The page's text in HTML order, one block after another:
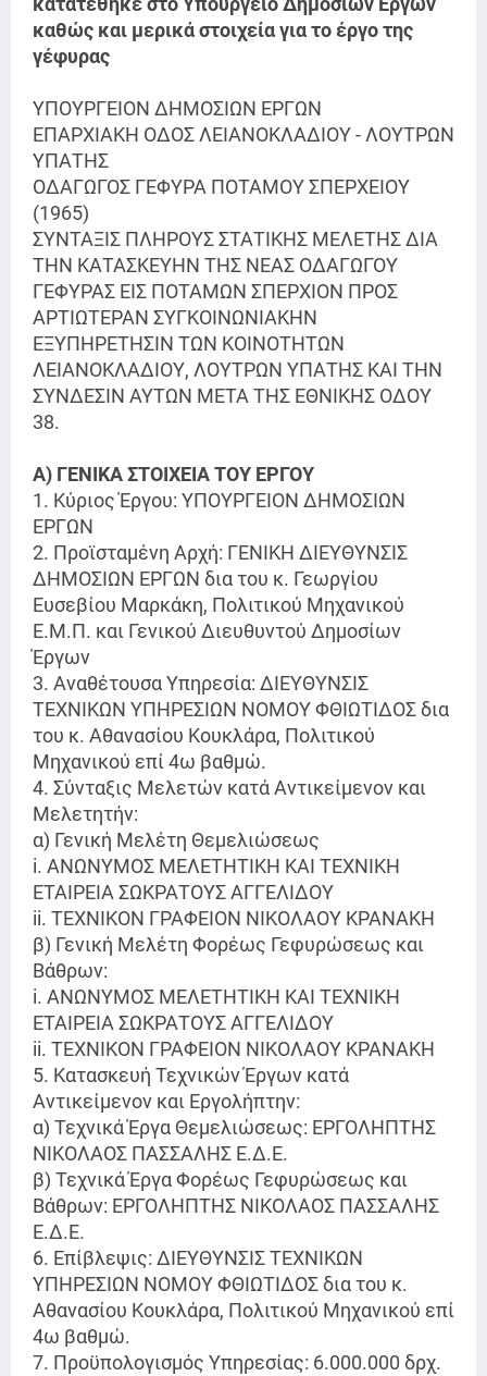
καθώς και μερικά στοιχεία για το έργο της
γέφυρας
ΥΠΟΥΡΓΕΙΟΝ ΔΗΜΟΣΙΩΝ ΕΡΓΩΝ
ΕΠΑΡΧΙΑΚΗ ΟΔΟΣ ΛΕΙΑΝΟΚΛΑΔΙΟΥ - ΛΟΥΤΡΩΝ
ΥΠΑΤΗΣ
ΟΔΑΓΩΓΟΣ ΓΕΦΥΡΑ ΠΟΤΑΜΟΥ ΣΠΕΡΧΕΙΟΥ
(1965)
ΣΥΝΤΑΞΙΣ ΠΛΗΡΟΥΣ ΣΤΑΤΙΚΗΣ ΜΕΛΕΤΗΣ ΔΙΑ
ΤΗΝ ΚΑΤΑΣΚΕΥΗΝ ΤΗΣ ΝΕΑΣ ΟΔΑΓΩΓΟΥ
ΓΕΦΥΡΑΣ ΕΙΣ ΠΟΤΑΜΩΝ ΣΠΕΡΧΙΟΝ ΠΡΟΣ
ΑΡΤΙΩΤΕΡΑΝ ΣΥΓΚΟΙΝΩΝΙΑΚΗΝ
ΕΞΥΠΗΡΕΤΗΣΙΝ ΤΩΝ ΚΟΙΝΟΤΗΤΩΝ
ΛΕΙΑΝΟΚΛΑΔΙΟΥ, ΛΟΥΤΡΩΝ ΥΠΑΤΗΣ ΚΑΙ ΤΗΝ
ΣΥΝΔΕΣΙΝ ΑΥΤΩΝ ΜΕΤΑ ΤΗΣ ΕΘΝΙΚΗΣ ΟΔΟΥ
38.
Α) ΓΕΝΙΚΑ ΣΤΟΙΧΕΙΑ ΤΟΥ ΕΡΓΟΥ
1. Κύριος Έργου: ΥΠΟΥΡΓΕΙΟΝ ΔΗΜΟΣΙΩΝ
ΕΡΓΩΝ
2. Προϊσταμένη Αρχή: ΓΕΝΙΚΗ ΔΙΕΥΘΥΝΣΙΣ
ΔΗΜΟΣΙΩΝ ΕΡΓΩΝ δια του κ. Γεωργίου
Ευσεβίου Μαρκάκη, Πολιτικού Μηχανικού
Ε.Μ.Π. και Γενικού Διευθυντού Δημοσίων
Έργων
3. Αναθέτουσα Υπηρεσία: ΔΙΕΥΘΥΝΣΙΣ
ΤΕΧΝΙΚΩΝ ΥΠΗΡΕΣΙΩΝ ΝΟΜΟΥ ΦΘΙΩΤΙΔΟΣ δια
του κ. Αθανασίου Κουκλάρα, Πολιτικού
Μηχανικού επί 4ω βαθμώ.
4. Σύνταξις Μελετών κατά Αντικείμενον και
Μελετητήν:
α) Γενική Μελέτη Θεμελιώσεως
i. ΑΝΩΝΥΜΟΣ ΜΕΛΕΤΗΤΙΚΗ ΚΑΙ ΤΕΧΝΙΚΗ
ΕΤΑΙΡΕΙΑ ΣΩΚΡΑΤΟΥΣ ΑΓΓΕΛΙΔΟΥ
ii. ΤΕΧΝΙΚΟΝ ΓΡΑΦΕΙΟΝ ΝΙΚΟΛΑΟΥ ΚΡΑΝΑΚΗ
β) Γενική Μελέτη Φορέως Γεφυρώσεως και
Βάθρων:
i. ΑΝΩΝΥΜΟΣ ΜΕΛΕΤΗΤΙΚΗ ΚΑΙ ΤΕΧΝΙΚΗ
ΕΤΑΙΡΕΙΑ ΣΩΚΡΑΤΟΥΣ ΑΓΓΕΛΙΔΟΥ
ii. ΤΕΧΝΙΚΟΝ ΓΡΑΦΕΙΟΝ ΝΙΚΟΛΑΟΥ ΚΡΑΝΑΚΗ
5. Κατασκευή Τεχνικών Έργων κατά
Αντικείμενον και Εργολήπτην:
α) Τεχνικά Έργα Θεμελιώσεως: ΕΡΓΟΛΗΠΤΗΣ
ΝΙΚΟΛΑΟΣ ΠΑΣΣΑΛΗΣ Ε.Δ.Ε.
β) Τεχνικά Έργα Φορέως Γεφυρώσεως και
Βάθρων: ΕΡΓΟΛΗΠΤΗΣ ΝΙΚΟΛΑΟΣ ΠΑΣΣΑΛΗΣ
Ε.Δ.Ε.
6. Επίβλεψις: ΔΙΕΥΘΥΝΣΙΣ ΤΕΧΝΙΚΩΝ
ΥΠΗΡΕΣΙΩΝ ΝΟΜΟΥ ΦΘΙΩΤΙΔΟΣ δια του κ.
Αθανασίου Κουκλάρα, Πολιτικού Μηχανικού επί
4ω βαθμώ.
7. Προϋπολογισμός Υπηρεσίας: 6.000.000 δρχ.